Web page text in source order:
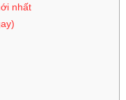
nhất